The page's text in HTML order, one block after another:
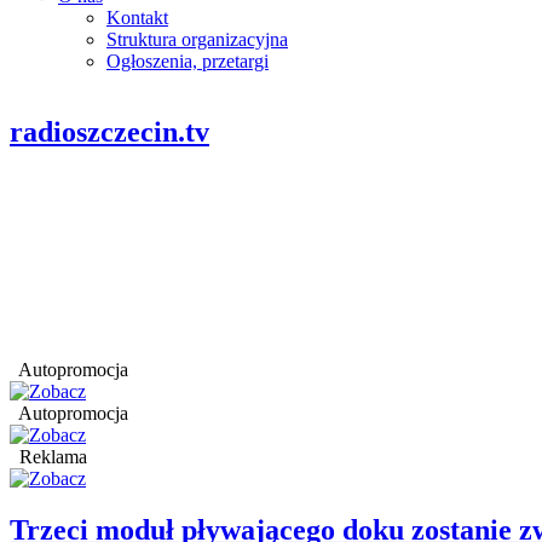
Kontakt
Struktura organizacyjna
Ogłoszenia, przetargi
radioszczecin.tv
Autopromocja
Autopromocja
Reklama
Trzeci moduł pływającego doku zostanie